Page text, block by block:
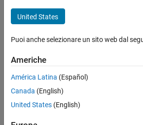
Link Requirements
Create Requirement Links
Requirements Toolbox
deleteAttribute
ON THIS PAGE
Input Arguments
Delete custom attribute from link set
Syntax
Description
custom attribute specified by
United States
Puoi anche selezionare un sito web dal
Americhe
América Latina (Español)
Canada (English)
United States (English)